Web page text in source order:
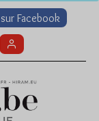
Facebook